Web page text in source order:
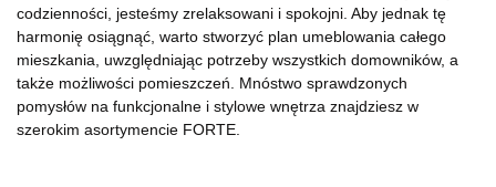
codzienności, jesteśmy zrelaksowani i spokojni. Aby jednak tę
harmonię osiągnąć, warto stworzyć plan umeblowania całego
mieszkania, uwzględniając potrzeby wszystkich domowników, a
także możliwości pomieszczeń. Mnóstwo sprawdzonych
pomysłów na funkcjonalne i stylowe wnętrza znajdziesz w
szerokim asortymencie FORTE.